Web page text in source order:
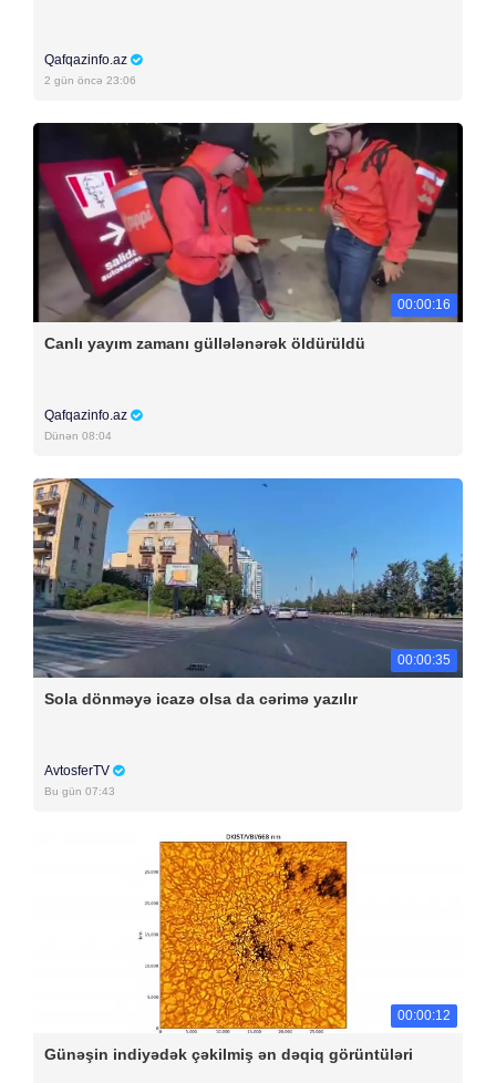
Qafqazinfo.az
2 gün öncə 23:06
00:00:16
Canlı yayım zamanı güllələnərək öldürüldü
Qafqazinfo.az
Dünən 08:04
00:00:35
Sola dönməyə icazə olsa da cərimə yazılır
AvtosferTV
Bu gün 07:43
00:00:12
Günəşin indiyədək çəkilmiş ən dəqiq görüntüləri